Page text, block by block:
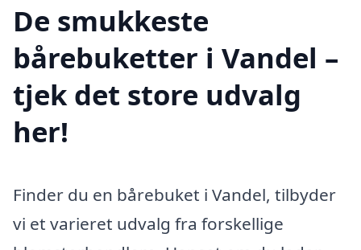
De smukkeste
bårebuketter i Vandel –
tjek det store udvalg
her!
Finder du en bårebuket i Vandel, tilbyder
vi et varieret udvalg fra forskellige